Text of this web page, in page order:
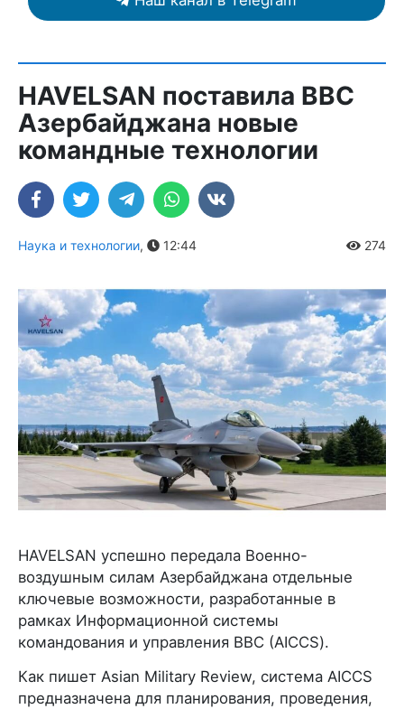
HAVELSAN поставила ВВС
Азербайджана новые
командные технологии
Наука и технологии, 12:44 274
HAVELSAN успешно передала Военно-
воздушным силам Азербайджана отдельные
ключевые возможности, разработанные в
рамках Информационной системы
командования и управления ВВС (AICCS).
Как пишет Asian Military Review, система AICCS
предназначена для планирования, проведения,